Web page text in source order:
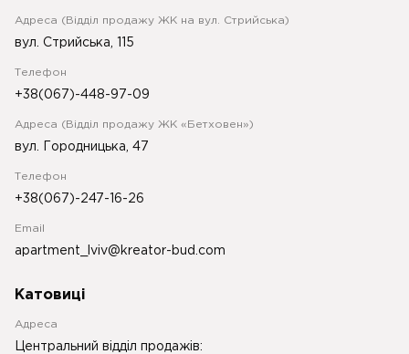
Адреса (Відділ продажу ЖК на вул. Стрийська)
вул. Стрийська, 115
Телефон
+38(067)-448-97-09
Адреса (Відділ продажу ЖК «Бетховен»)
вул. Городницька, 47
Телефон
+38(067)-247-16-26
Email
apartment_lviv@kreator-bud.com
Катовиці
Адреса
Центральний відділ продажів: